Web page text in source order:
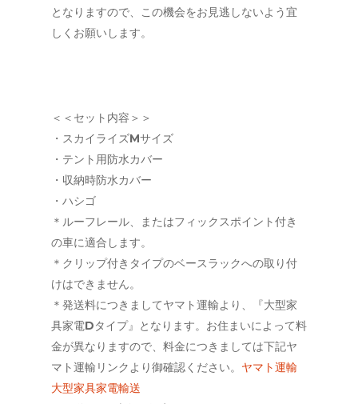
となりますので、この機会をお見逃しないよう宜
しくお願いします。
＜＜セット内容＞＞
・スカイライズMサイズ
・テント用防水カバー
・収納時防水カバー
・ハシゴ
＊ルーフレール、またはフィックスポイント付き
の車に適合します。
＊クリップ付きタイプのベースラックへの取り付
けはできません。
＊発送料につきましてヤマト運輸より、『大型家
具家電Dタイプ』となります。お住まいによって料
金が異なりますので、料金につきましては下記ヤ
マト運輸リンクより御確認ください。 ヤマト運輸
大型家具家電輸送